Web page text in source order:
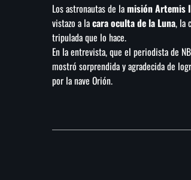
Los astronautas de lamisión Artemis
vistazo a lacara oculta de la Luna, la
tripulada que lo hace.
En la entrevista, que el periodista de
mostró sorprendida y agradecida de
por la nave Orión.